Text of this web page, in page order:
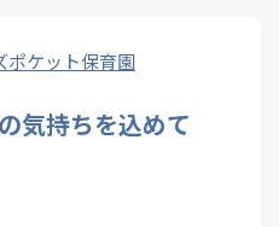
ポケット保育園
気持ちを込めて